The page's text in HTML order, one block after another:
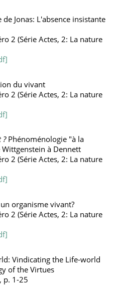
Jonas: L'absence insistante
2 (Série Actes, 2: La nature
du vivant
2 (Série Actes, 2: La nature
?Phénoménologie "à la
à Dennett
2 (Série Actes, 2: La nature
organisme vivant?
2 (Série Actes, 2: La nature
Vindicating the Life-world
of the Virtues
p. 1-25